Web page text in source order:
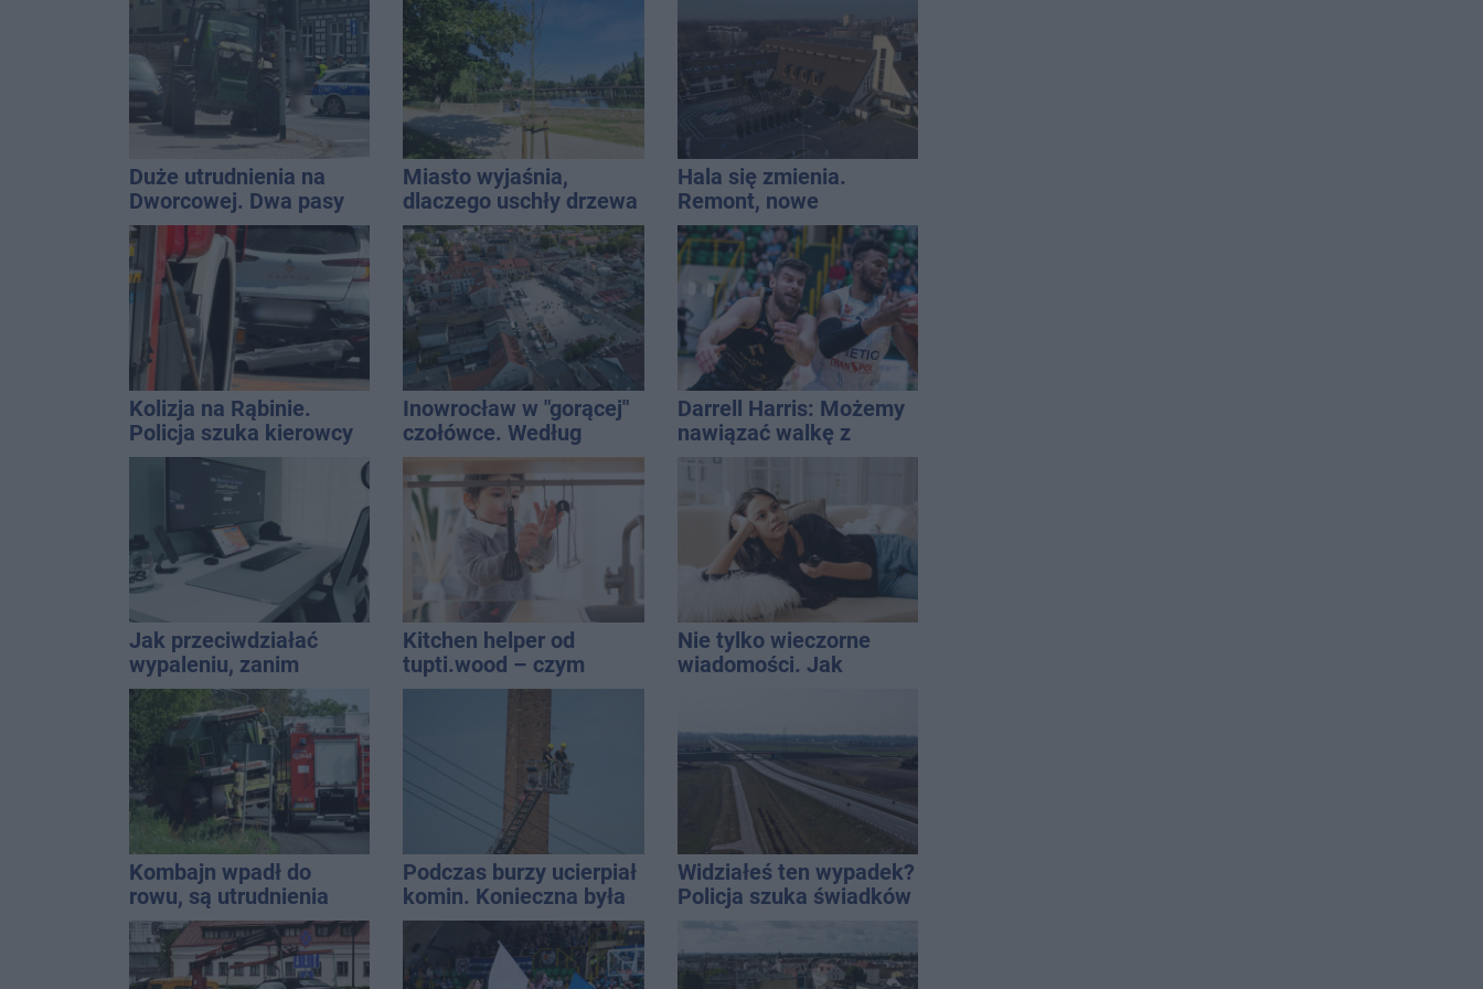
zajmijcie się
gospodarką
kolizji
Duże utrudnienia na
Dworcowej. Dwa pasy
blokowała przyczepa od
ciągnika
Miasto wyjaśnia,
dlaczego uschły drzewa
w Solankach. Radny: To
nieprawda
Hala się zmienia.
Remont, nowe
nagłośnienie, a przed
wejściem stanie
QEMETICA ARENA
Kolizja na Rąbinie.
Policja szuka kierowcy
Golfa
Inowrocław w "gorącej"
czołówce. Według
analizy Onetu nasze
miasto jest jednym z
najbardziej narażonych
na upały
Darrell Harris: Możemy
nawiązać walkę z
każdym w tej lidze
Jak przeciwdziałać
wypaleniu, zanim
dopadnie?
Kitchen helper od
tupti.wood – czym
wyróżnia się na tle
Nie tylko wieczorne
wiadomości. Jak
bieżąco, ale nie żyć w
informacyjnym chaosie?
Kombajn wpadł do
rowu, są utrudnienia
Podczas burzy ucierpiał
komin. Konieczna była
interwencja strażaków
Widziałeś ten wypadek?
Policja szuka świadków